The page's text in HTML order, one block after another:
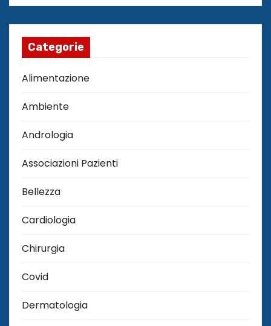
Categorie
Alimentazione
Ambiente
Andrologia
Associazioni Pazienti
Bellezza
Cardiologia
Chirurgia
Covid
Dermatologia